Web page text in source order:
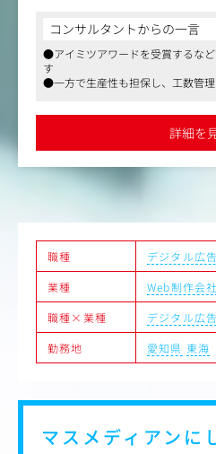
SNS広告などの「運用型広告
えで抽出された「課題への改
す。
【業務の特徴】
契約終了後も広告アカウントは
4・Clarity・Looker Studioのレ
にする運用スタンスです。
戦略設計 → LP制作 → 広告運
を社内でワンストップ完結。
接連携し、施策全体の成果に向
「広告だけ最適化しても成果
こそ、その運用力を施策全体に
・③ 3名体制の立ち上げフェー
マーケター部門は現在3名の少数
初期メンバーとして、運用設
戦略立案、企画、実行フェー
フルリモートで就業する社員
にバーチャルオフィスを導入
コンサルタントからの一言
●アイミツアワードを受賞するな
す
●一方で生産性も担保し、工数管
き方改革にも取り組んでいます
詳細を
職種
デジタル広
業種
Web制作会社
職種×業種
デジタル広
勤務地
愛知県 東海
マスメディアンに